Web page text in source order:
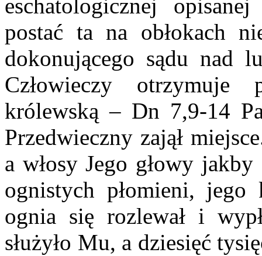
eschatologicznej
postać ta na obłokach
dokonującego sądu nad
Człowieczy otrzymuje
królewską – Dn 7,9-14
Przedwieczny zajął
a włosy Jego głowy
ognistych płomieni, jego
ognia się rozlewał i
służyło Mu, a dziesięć